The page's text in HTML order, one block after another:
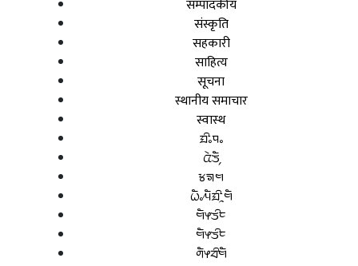
सम्पादकीय
संस्कृति
सहकारी
साहित्य
सूचना
स्थानीय समाचार
स्वास्थ
ᤀᤡᤱᤄᤱ
ᤂᤧᤍᤠ᤹
ᤃᤈᤗ
ᤐᤠᤱᤘᤠᤀᤡᤳᤗᤠ
ᤗᤠᤶᤍᤡᤰ
ᤗᤠᤶᤍᤡᤰ
ᤛᤠᤶᤔᤡᤗᤠ